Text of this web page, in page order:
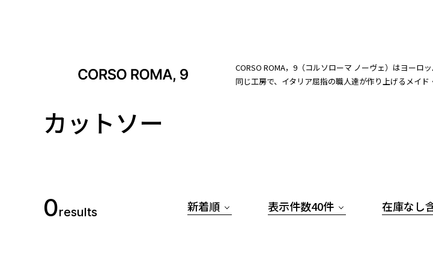
CORSO ROMA，9（コルソローマ ノーヴェ）はヨーロ
同じ工房で、イタリア屈指の職人達が作り上げるメイ
カットソー
0results 新着順 表示件数40件 在庫なし